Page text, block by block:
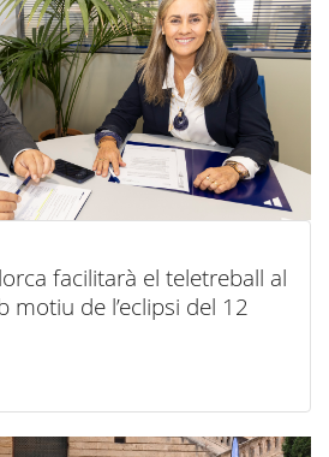
facilitarà el teletreball al
motiu de l’eclipsi del 12